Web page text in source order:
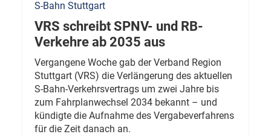
S-Bahn Stuttgart
VRS schreibt SPNV- und RB-
Verkehre ab 2035 aus
Vergangene Woche gab der Verband Region
Stuttgart (VRS) die Verlängerung des aktuellen
S-Bahn-Verkehrsvertrags um zwei Jahre bis
zum Fahrplanwechsel 2034 bekannt – und
kündigte die Aufnahme des Vergabeverfahrens
für die Zeit danach an.